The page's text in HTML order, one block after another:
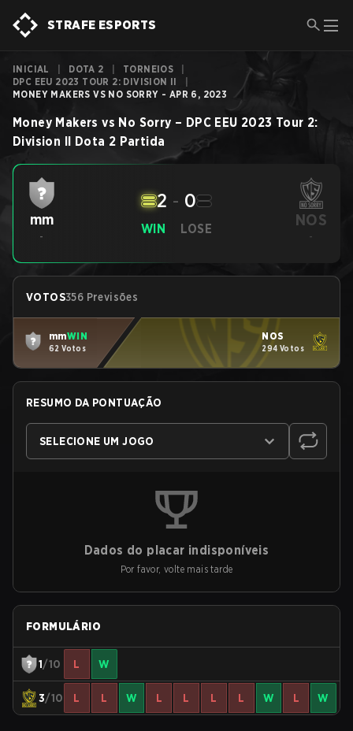
STRAFE ESPORTS
INICIAL DOTA 2 TORNEIOS
DPC EEU 2023 TOUR 2: DIVISION II
MONEY MAKERS VS NO SORRY - APR 6, 2023
Money Makers vs No Sorry – DPC EEU 2023 Tour 2:
Division II Dota 2 Partida
mm
-
WIN
2 - 0
LOSE NOS
-
VOTOS356 Previsões
mmWIN
62 Votos
NOS
294 Votos
RESUMO DA PONTUAÇÃO
SELECIONE UM JOGO
Dados do placar indisponíveis
Por favor, volte mais tarde
FORMULÁRIO
1/10 L W
3/10 L L W L L L L W L W